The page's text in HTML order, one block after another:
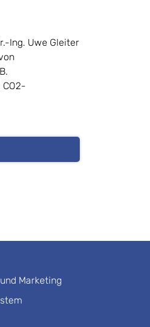
Ing. Uwe Gleiter
CO2-
Marketing